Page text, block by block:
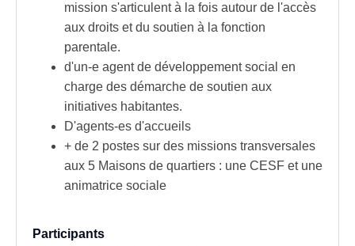
mission s'articulent à la fois autour de l'accès
aux droits et du soutien à la fonction
parentale.
d'un-e agent de développement social en
charge des démarche de soutien aux
initiatives habitantes.
D'agents-es d'accueils
+ de 2 postes sur des missions transversales
aux 5 Maisons de quartiers : une CESF et une
animatrice sociale
Participants